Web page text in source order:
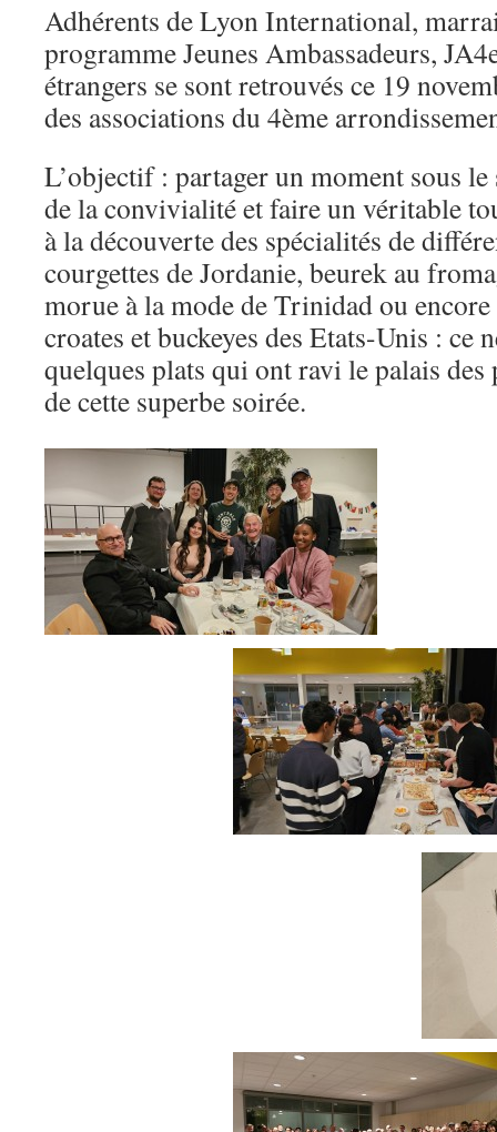
Adhérents de Lyon International,
programme Jeunes Ambassadeurs,
étrangers se sont retrouvés ce 19
des associations du 4ème
L’objectif : partager un moment sous le
de la convivialité et faire un véritable
à la découverte des spécialités de
courgettes de Jordanie, beurek au
morue à la mode de Trinidad ou
croates et buckeyes des Etats-Unis : ce
quelques plats qui ont ravi le palais
de cette superbe soirée.